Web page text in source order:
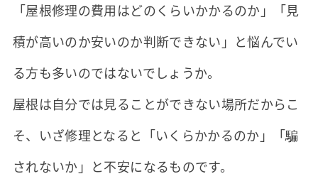
「屋根修理の費用はどのくらいかかるのか」「見
積が高いのか安いのか判断できない」と悩んでい
る方も多いのではないでしょうか。
屋根は自分では見ることができない場所だからこ
そ、いざ修理となると「いくらかかるのか」「騙
されないか」と不安になるものです。